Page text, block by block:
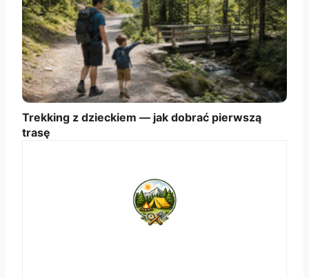
Trekking z dzieckiem — jak dobrać pierwszą
trasę